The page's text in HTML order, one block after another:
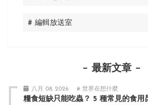
# 編輯放送室
最新文章
八月 08, 2026 # 世界在想什麼
糧食短缺只能吃蟲？ 5 種常見的食用